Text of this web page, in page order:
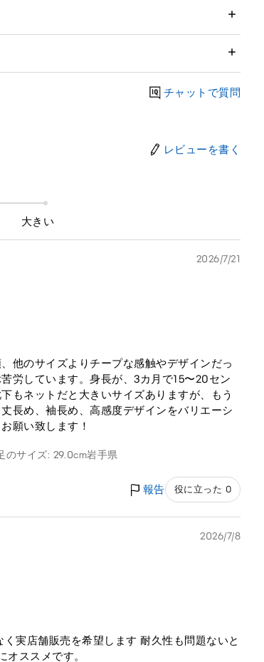
チャットで質問
レビューを書く
大きい
2026/7/21
他のサイズよりチープな感触やデザインだっ
労しています。身長が、3カ月で15〜20セン
もネットだと大きいサイズありますが、もう
長め、袖長め、高感度デザインをバリエーシ
願い致します！
のサイズ: 29.0cm岩手県
報告 役に立った 0
2026/7/8
実店舗販売を希望します 耐久性も問題ないと
ススメです。